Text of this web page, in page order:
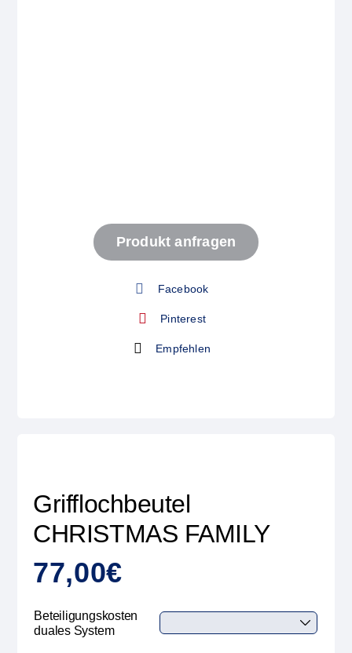
Produkt anfragen
Facebook
Pinterest
Empfehlen
Grifflochbeutel
CHRISTMAS FAMILY
77,00€
Beteiligungskosten
duales System